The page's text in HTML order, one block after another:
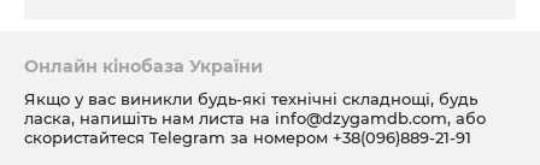
Онлайн кінобаза України
Якщо у вас виникли будь-які технічні складнощі, будь
ласка, напишіть нам листа на info@dzygamdb.com, або
скористайтеся Telegram за номером +38(096)889-21-91